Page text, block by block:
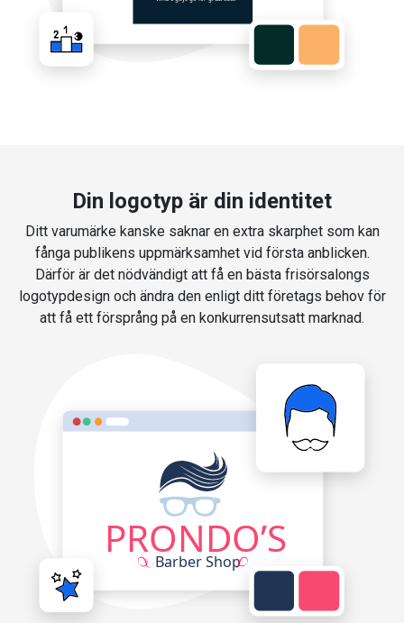
Din logotyp är din identitet
Ditt varumärke kanske saknar en extra skarphet som kan
fånga publikens uppmärksamhet vid första anblicken.
Därför är det nödvändigt att få en bästa frisörsalongs
logotypdesign och ändra den enligt ditt företags behov för
att få ett försprång på en konkurrensutsatt marknad.